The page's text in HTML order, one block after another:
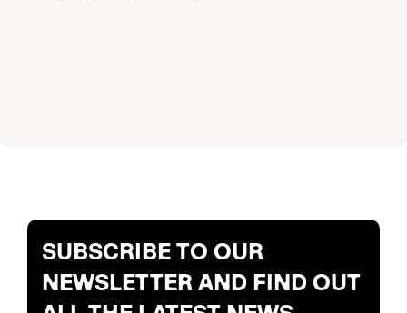
SUBSCRIBE TO OUR
NEWSLETTER AND FIND OUT